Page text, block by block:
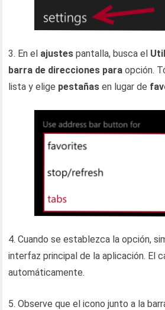
3. En el ajustes pantalla, busca el
barra de direcciones para opción.
lista y elige pestañas en lugar de
4. Cuando se establezca la opción,
interfaz principal de la aplicación. El
automáticamente.
5. Observe que el icono junto a la